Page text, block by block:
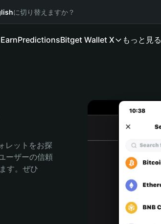
に切り替えますか？
EarnPredictionsBitget Wallet X もっと見る
レットをお探
ーザーの信頼
す。ぜひ